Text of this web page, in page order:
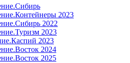
2023
2022
2023
2023
2024
2025